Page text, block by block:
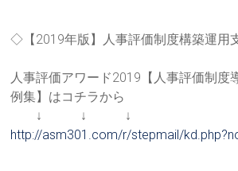
◇【2019年版】人事評価制度構築運用
人事評価アワード2019【人事評価制度
例集】はコチラから
↓ ↓ ↓
http://asm301.com/r/stepmail/k